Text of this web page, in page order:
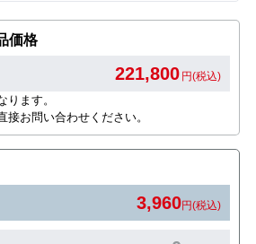
価格
221,800 円(税込)
ります。
お問い合わせください。
3,960円(税込)